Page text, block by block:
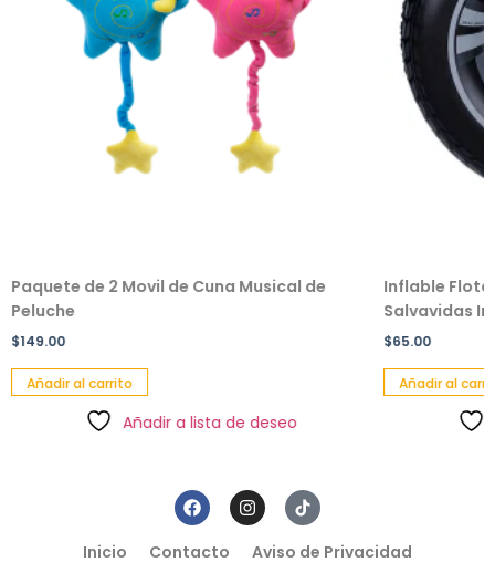
Paquete de 2 Movil de Cuna Musical de
Peluche
$149.00
Añadir al carrito
Añadir a lista de deseo
Inflable
Salvavidas
$65.00
Añadir al
Inicio Contacto Aviso de Privacidad